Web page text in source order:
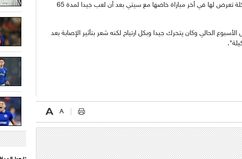
أمام الإكوادور "يعاني أغويرو من مشكلة تعرض لها في أخر مباراة خاضها مع سيتي بعد أن لعب جيدا لمدة 65
الحالي وكان يتحرك جيدا وبكل ارتياح لكنه شعر بتأثير الإصابة بعد